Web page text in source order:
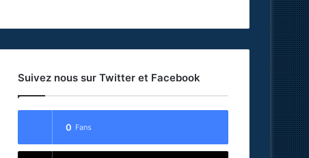
Suivez nous sur Twitter et Facebook
0 Fans